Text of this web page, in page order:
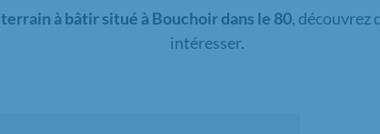
terrain à bâtir situé à Bouchoir dans le 80, découvrez
intéresser.